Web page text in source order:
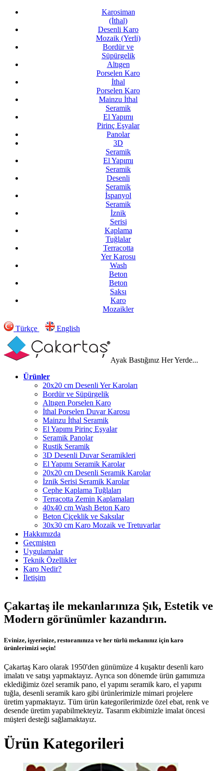
Karosiman
(İthal)
Desenli Karo
Mozaik (Yerli)
Bordür ve
Süpürgelik
Altıgen
Porselen Karo
İthal
Porselen Karo
Mainzu İthal
Seramik
El Yapımı
Pirinç Eşyalar
Panolar
3D
Seramik
El Yapımı
Seramik
Desenli
Seramik
İspanyol
Seramik
İznik
Serisi
Kaplama
Tuğlalar
Terracotta
Yer Karosu
Wash
Beton
Beton
Saksı
Karo
Mozaikler
Türkçe English
Ayak Bastığınız Her Yerde...
Ürünler
20x20 cm Desenli Yer Karoları
Bordür ve Süpürgelik
Altıgen Porselen Karo
İthal Porselen Duvar Karosu
Mainzu İthal Seramik
El Yapımı Pirinç Eşyalar
Seramik Panolar
Rustik Seramik
3D Desenli Duvar Seramikleri
El Yapımı Seramik Karolar
20x20 cm Desenli Seramik Karolar
İznik Serisi Seramik Karolar
Cephe Kaplama Tuğlaları
Terracotta Zemin Kaplamaları
40x40 cm Wash Beton Karo
Beton Çiçeklik ve Saksılar
30x30 cm Karo Mozaik ve Tretuvarlar
Hakkımızda
Geçmişten
Uygulamalar
Teknik Özellikler
Karo Nedir?
İletişim
Çakartaş ile mekanlarınıza Şık, Estetik ve
Modern görünümler kazandırın.
Evinize, işyerinize, restoranınıza ve her türlü mekanınız için karo
ürünlerimizi seçin!
Çakartaş Karo olarak 1950'den günümüze 4 kuşaktır desenli karo
imalatı ve satışı yapmaktayız. Ayrıca son dönemde ürün gamımıza
eklediğimiz özel seramik pano, el yapımı seramik karo, el yapımı
tuğla, desenli seramik karo gibi ürünlerimizle mimari projelere
üretim yapmaktayız. Tüm ürün kategorilerimizde özel ebat, renk ve
desende üretim yapabilmekteyiz. Tasarım ekibimizle imalat öncesi
müşteri desteği sağlamaktayız.
Ürün Kategorileri